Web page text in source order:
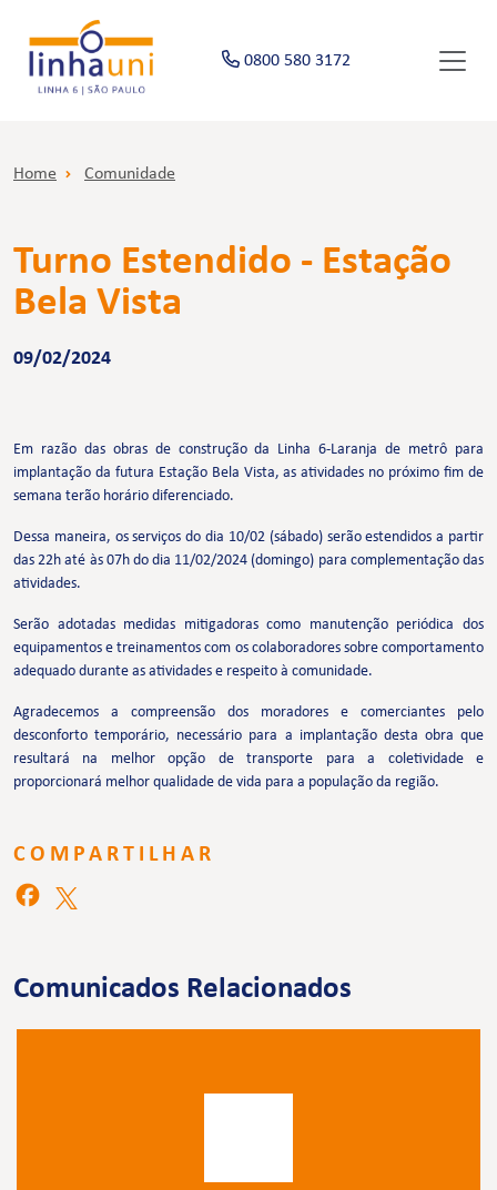
0800 580 3172
Home Comunidade
Turno Estendido - Estação
Bela Vista
09/02/2024
Em razão das obras de construção da Linha 6-Laranja de metrô para
implantação da futura Estação Bela Vista, as atividades no próximo fim de
semana terão horário diferenciado.
Dessa maneira, os serviços do dia 10/02 (sábado) serão estendidos a partir
das 22h até às 07h do dia 11/02/2024 (domingo) para complementação das
atividades.
Serão adotadas medidas mitigadoras como manutenção periódica dos
equipamentos e treinamentos com os colaboradores sobre comportamento
adequado durante as atividades e respeito à comunidade.
Agradecemos a compreensão dos moradores e comerciantes pelo
desconforto temporário, necessário para a implantação desta obra que
resultará na melhor opção de transporte para a coletividade e
proporcionará melhor qualidade de vida para a população da região.
COMPARTILHAR
Comunicados Relacionados